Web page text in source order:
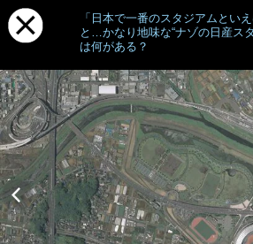
「日本で一番のスタジアムとい
と…かなり地味な“ナゾの日産ス
は何がある？